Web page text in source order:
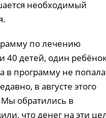
необходимый
по лечению
40 детей, один
программу не
в августе этого
Мы обратились в
что денег на эти